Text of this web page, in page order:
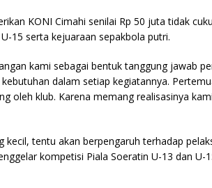
KONI Cimahi senilai Rp 50 juta tidak
15 serta kejuaraan sepakbola putri.
kami sebagai bentuk tanggung jawab
dalam setiap kegiatannya.
oleh klub. Karena memang realisasinya
kecil, tentu akan berpengaruh terhadap
kompetisi Piala Soeratin U-13 dan U-